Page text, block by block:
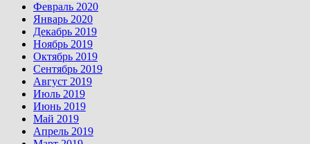
Февраль 2020
Январь 2020
Декабрь 2019
Ноябрь 2019
Октябрь 2019
Сентябрь 2019
Август 2019
Июль 2019
Июнь 2019
Май 2019
Апрель 2019